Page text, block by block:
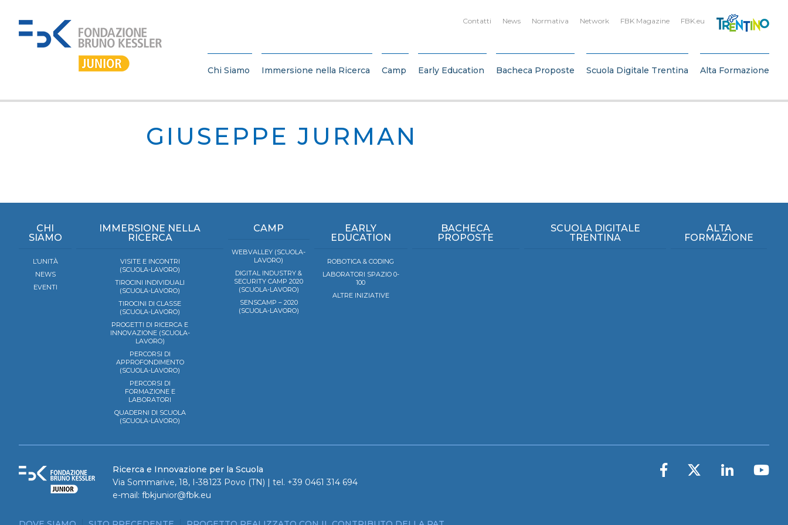
Contatti News Normativa Network FBK Magazine FBK.eu
Chi Siamo Immersione nella Ricerca Camp Early Education Bacheca Proposte Scuola Digitale Trentina Alta Formazione
GIUSEPPE JURMAN
CHI
SIAMO
L’UNITÀ
NEWS
EVENTI
IMMERSIONE NELLA
RICERCA
VISITE E INCONTRI
(SCUOLA-LAVORO)
TIROCINI INDIVIDUALI
(SCUOLA-LAVORO)
TIROCINI DI CLASSE
(SCUOLA-LAVORO)
PROGETTI DI RICERCA E
INNOVAZIONE (SCUOLA-
LAVORO)
PERCORSI DI
APPROFONDIMENTO
(SCUOLA-LAVORO)
PERCORSI DI
FORMAZIONE E
LABORATORI
QUADERNI DI SCUOLA
(SCUOLA-LAVORO)
CAMP
WEBVALLEY (SCUOLA-
LAVORO)
DIGITAL INDUSTRY &
SECURITY CAMP 2020
(SCUOLA-LAVORO)
SENSCAMP – 2020
(SCUOLA-LAVORO)
EARLY
EDUCATION
ROBOTICA & CODING
LABORATORI SPAZIO 0-
100
ALTRE INIZIATIVE
BACHECA
PROPOSTE
SCUOLA DIGITALE
TRENTINA
ALTA
FORMAZIONE
Ricerca e Innovazione per la Scuola
Via Sommarive, 18, I-38123 Povo (TN) | tel. +39 0461 314 694
e-mail: fbkjunior@fbk.eu